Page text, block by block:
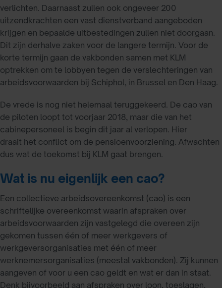
verlichten. Daarnaast zullen ook ongeveer 200
uitzendkrachten een vast dienstverband aangeboden
krijgen en bepaalde uitbestedingen zullen niet doorgaan.
Dit zijn derhalve zaken voor de langere termijn. Voor de
korte termijn gaan de vakbonden samen met KLM
optrekken om te lobbyen tegen de verslechteringen van
arbeidsvoorwaarden bij Schiphol, in Brussel en Den Haag.
De vrede is nog niet helemaal teruggekeerd. De cao van
de piloten loopt tot voorjaar 2018, maar die van het
cabinepersoneel is begin dit jaar al verlopen. Hier
draait het conflict om de pensioenvoorziening. Afwachten
dus wat de toekomst bij KLM gaat brengen.
Wat is nu eigenlijk een cao?
Een collectieve arbeidsovereenkomst (cao) is een
schriftelijke overeenkomst waarin afspraken over
arbeidsvoorwaarden zijn vastgelegd die overeen zijn
gekomen tussen één of meer werkgevers of
werkgeversorganisaties met één of meer
werknemersorganisaties (meestal vakbonden). Zij kunnen
aangeven of voor u een cao geldt en wat er dan in staat.
Denk bijvoorbeeld aan afspraken over loon, toeslagen,